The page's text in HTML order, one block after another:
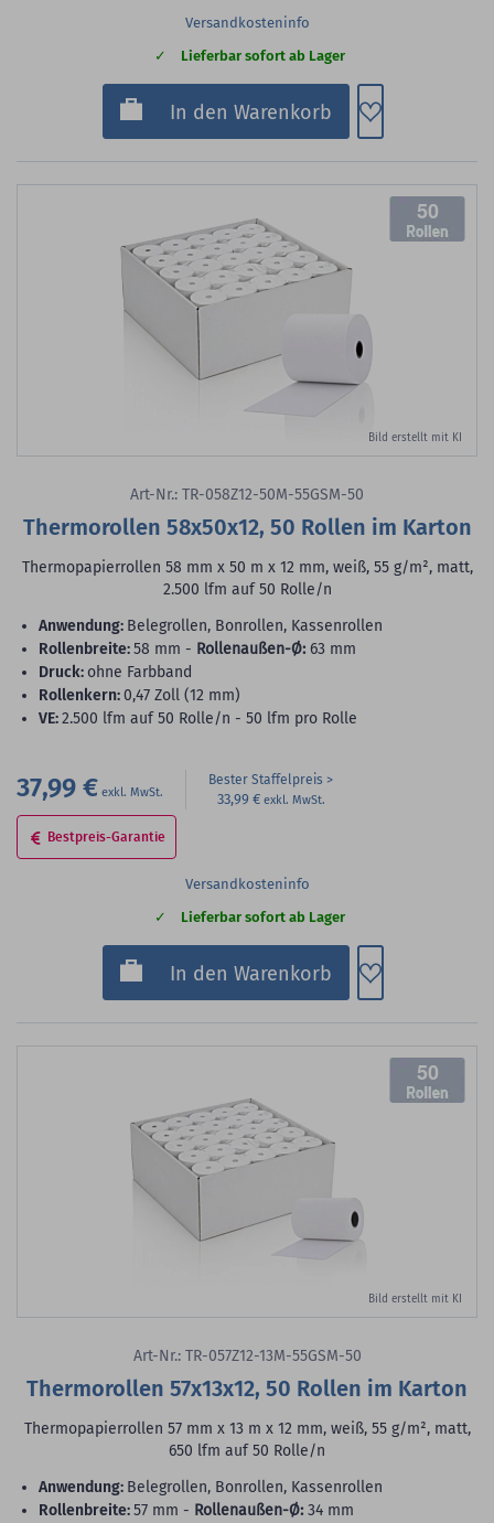
Versandkosteninfo
Lieferbar sofort ab Lager
In den Warenkorb Zum
Bild erstellt mit KI
50
Art-Nr.: TR-058Z12-50M-55GSM-50
Thermorollen 58x50x12, 50 Rollen im Karton
Thermopapierrollen 58 mm x 50 m x 12 mm, weiß, 55 g/m², matt,
2.500 lfm auf 50 Rolle/n
Anwendung: Belegrollen, Bonrollen, Kassenrollen
Rollenbreite:58 mm - Rollenaußen-Ø: 63 mm
Druck: ohne Farbband
Rollenkern:0,47 Zoll (12 mm)
VE:2.500 lfm auf 50 Rolle/n - 50 lfm pro Rolle
37,99 € Bester Staffelpreis
33,99 €
Bestpreis-Garantie
Versandkosteninfo
Lieferbar sofort ab Lager
In den Warenkorb Zum
Bild erstellt mit KI
50
Art-Nr.: TR-057Z12-13M-55GSM-50
Thermorollen 57x13x12, 50 Rollen im Karton
Thermopapierrollen 57 mm x 13 m x 12 mm, weiß, 55 g/m², matt,
650 lfm auf 50 Rolle/n
Anwendung: Belegrollen, Bonrollen, Kassenrollen
Rollenbreite:57 mm - Rollenaußen-Ø: 34 mm